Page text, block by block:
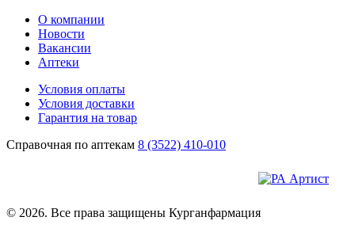
О компании
Новости
Вакансии
Аптеки
Условия оплаты
Условия доставки
Гарантия на товар
Справочная по аптекам 8 (3522) 410-010
© 2026. Все права защищены Курганфармация